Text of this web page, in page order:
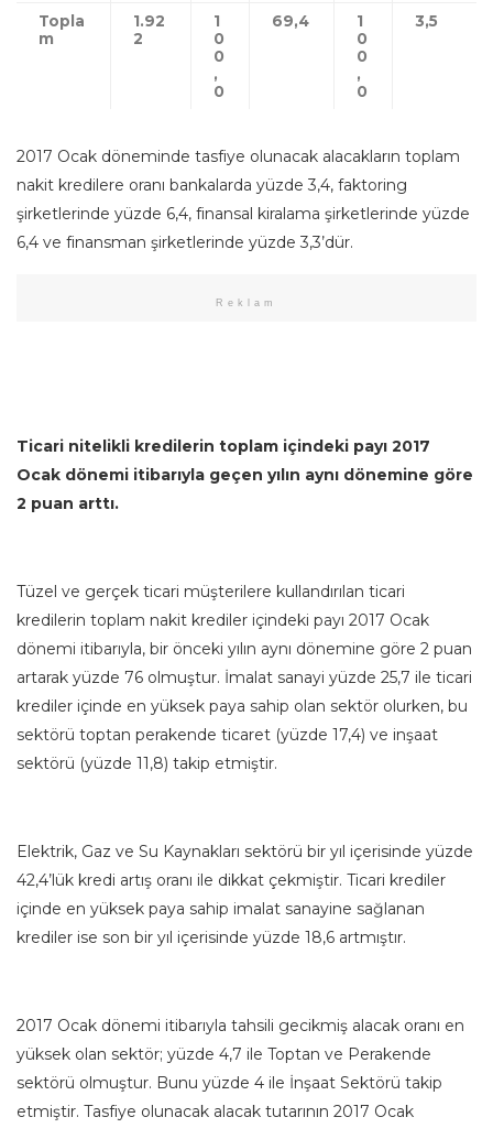
Topla
m
1.92
2
1
0
0
,
0
69,4
1
0
0
,
0
3,5
2017 Ocak döneminde tasfiye olunacak alacakların toplam
nakit kredilere oranı bankalarda yüzde 3,4, faktoring
şirketlerinde yüzde 6,4, finansal kiralama şirketlerinde yüzde
6,4 ve finansman şirketlerinde yüzde 3,3’dür.
Reklam
Ticari nitelikli kredilerin toplam içindeki payı 2017
Ocak dönemi itibarıyla geçen yılın aynı dönemine göre
2 puan arttı.
Tüzel ve gerçek ticari müşterilere kullandırılan ticari
kredilerin toplam nakit krediler içindeki payı 2017 Ocak
dönemi itibarıyla, bir önceki yılın aynı dönemine göre 2 puan
artarak yüzde 76 olmuştur. İmalat sanayi yüzde 25,7 ile ticari
krediler içinde en yüksek paya sahip olan sektör olurken, bu
sektörü toptan perakende ticaret (yüzde 17,4) ve inşaat
sektörü (yüzde 11,8) takip etmiştir.
Elektrik, Gaz ve Su Kaynakları sektörü bir yıl içerisinde yüzde
42,4’lük kredi artış oranı ile dikkat çekmiştir. Ticari krediler
içinde en yüksek paya sahip imalat sanayine sağlanan
krediler ise son bir yıl içerisinde yüzde 18,6 artmıştır.
2017 Ocak dönemi itibarıyla tahsili gecikmiş alacak oranı en
yüksek olan sektör; yüzde 4,7 ile Toptan ve Perakende
sektörü olmuştur. Bunu yüzde 4 ile İnşaat Sektörü takip
etmiştir. Tasfiye olunacak alacak tutarının 2017 Ocak